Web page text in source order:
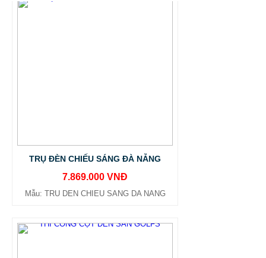
TRỤ ĐÈN CHIẾU SÁNG ĐÀ NẴNG
7.869.000 VNĐ
Mẫu: TRU DEN CHIEU SANG DA NANG